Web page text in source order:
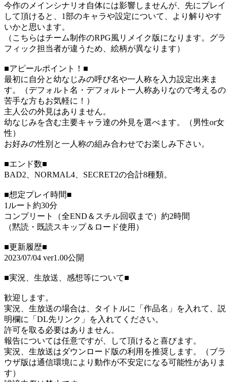
今作のメインシナリオ自体には影響しませんが、先にプレイ
して頂けると、1部のキャラや設定について、より解りやす
いかと思います。
（こちらはチーム制作のRPG風リメイク版になります。グラ
フィック担当者が違うため、絵柄が異なります）
■アピールポイント！■
最初に自分と幼なじみの呼び名や一人称を入力設定出来ま
す。（デフォルト名・デフォルト一人称ありなので考えるの
苦手な方もお気軽に！）
主人公の外見はありません。
幼なじみを含む主要キャラ達の外見を選べます。（男性or女
性）
お好みの性別と一人称の組み合わせでお楽しみ下さい。
■エンド数■
BAD2、NORMAL4、SECRET2の合計8種類。
■想定プレイ時間■
1ルート約30分
コンプリート（全END＆スチル回収まで）約2時間
（黙読・既読スキップ＆ロード使用）
■更新履歴■
2023/07/04 ver1.00公開
■実況、生放送、感想等について■
歓迎します。
実況、生放送の場合は、タイトルに「作品名」を入れて、説
明欄に「DL先リンク」を入れてください。
許可を取る必要はありません。
報告については任意ですが、して頂けると喜びます。
実況、生放送はダウンロード版の利用を推奨します。（ブラ
ウザ版は通信環境により動作が不安定になる可能性がありま
す）